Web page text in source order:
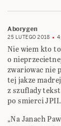
Aborygen
25 LUTEGO 2018
Nie wiem kto
o
zwariowac nie
tej jakze
z szuflady
po smierci
„Na Janach